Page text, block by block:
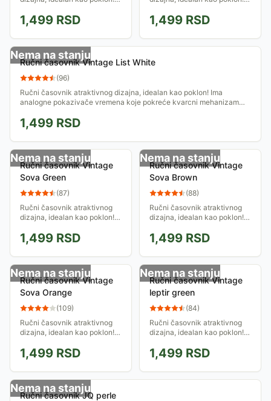
vremena koje pokreće
kvarcni mehanizam smešten
u okruglo kućište...
1,499 RSD
vremena koje pokreće
kvarcni mehanizam smešten
u okruglo kućište...
1,499 RSD
Nema na stanju
Ručni časovnik Vintage List White
(96)
Ručni časovnik atraktivnog dizajna, idealan kao poklon! Ima
analogne pokazivače vremena koje pokreće kvarcni mehanizam
1,499 RSD
Nema na stanju
Ručni časovnik Vintage
Sova Green
(87)
Ručni časovnik atraktivnog
dizajna, idealan kao poklon!
vremena koje pokreće
kvarcni mehanizam smešten
u okruglo kućište...
1,499 RSD
Nema na stanju
Ručni časovnik Vintage
Sova Brown
(88)
Ručni časovnik atraktivnog
dizajna, idealan kao poklon!
vremena koje pokreće
kvarcni mehanizam smešten
u okruglo kućište...
1,499 RSD
Nema na stanju
Ručni časovnik Vintage
Sova Orange
(109)
Ručni časovnik atraktivnog
dizajna, idealan kao poklon!
vremena koje pokreće
kvarcni mehanizam smešten
u okruglo kućište...
1,499 RSD
Nema na stanju
Ručni časovnik Vintage
leptir green
(84)
Ručni časovnik atraktivnog
dizajna, idealan kao poklon!
vremena koje pokreće
kvarcni mehanizam smešten
u okruglo kućište...
1,499 RSD
Nema na stanju
Ručni časovnik JQ perle